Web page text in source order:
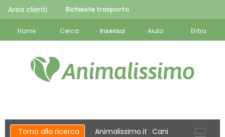
Area clienti Richieste trasporto
Home Cerca Inserisci Aiuto Entra
Torna alla ricerca Animalissimo.it Cani